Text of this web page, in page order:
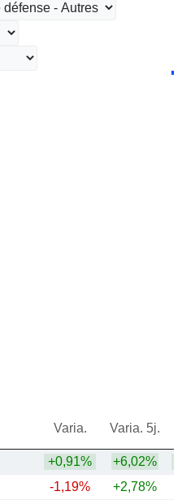
Varia. Varia. 5j.
+0,91% +6,02%
-1,19% +2,78%